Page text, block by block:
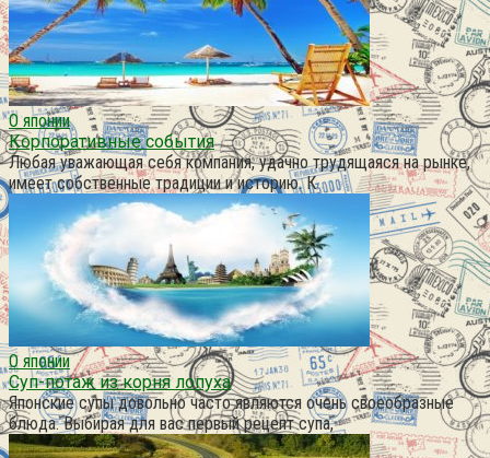
О японии
Корпоративные события
Любая уважающая себя компания, удачно трудящаяся на рынке,
имеет собственные традиции и историю. К
О японии
Суп-потаж из корня лопуха
Японские супы довольно часто являются очень своеобразные
блюда. Выбирая для вас первый рецепт супа,